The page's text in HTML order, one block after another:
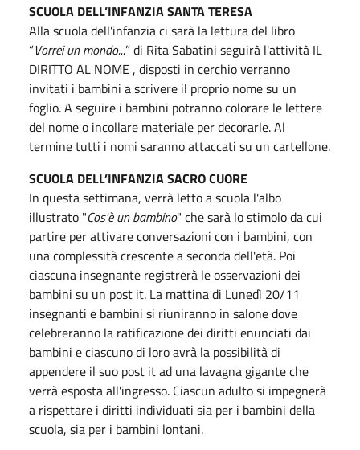
SCUOLA DELL’INFANZIA SANTA TERESA
Alla scuola dell'infanzia ci sarà la lettura del libro
“Vorrei un mondo...” di Rita Sabatini seguirà l'attività IL
DIRITTO AL NOME , disposti in cerchio verranno
invitati i bambini a scrivere il proprio nome su un
foglio. A seguire i bambini potranno colorare le lettere
del nome o incollare materiale per decorarle. Al
termine tutti i nomi saranno attaccati su un cartellone.
SCUOLA DELL’INFANZIA SACRO CUORE
In questa settimana, verrà letto a scuola l'albo
illustrato "Cos'è un bambino" che sarà lo stimolo da cui
partire per attivare conversazioni con i bambini, con
una complessità crescente a seconda dell'età. Poi
ciascuna insegnante registrerà le osservazioni dei
bambini su un post it. La mattina di Lunedì 20/11
insegnanti e bambini si riuniranno in salone dove
celebreranno la ratificazione dei diritti enunciati dai
bambini e ciascuno di loro avrà la possibilità di
appendere il suo post it ad una lavagna gigante che
verrà esposta all'ingresso. Ciascun adulto si impegnerà
a rispettare i diritti individuati sia per i bambini della
scuola, sia per i bambini lontani.